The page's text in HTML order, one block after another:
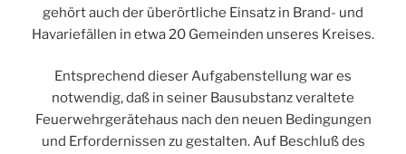
gehört auch der überörtliche Einsatz in Brand- und
Havariefällen in etwa 20 Gemeinden unseres Kreises.
Entsprechend dieser Aufgabenstellung war es
notwendig, daß in seiner Bausubstanz veraltete
Feuerwehrgerätehaus nach den neuen Bedingungen
und Erfordernissen zu gestalten. Auf Beschluß des